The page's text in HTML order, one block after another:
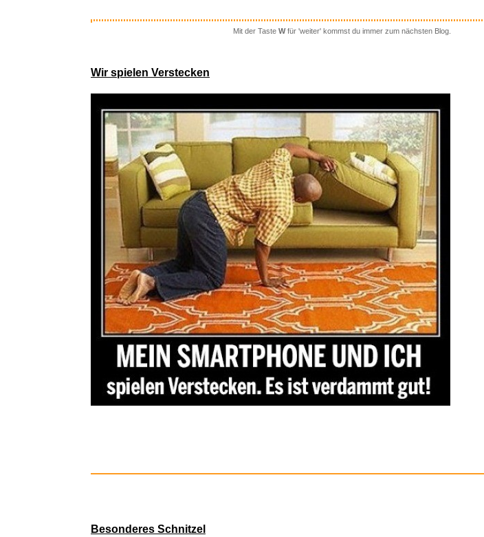
Anzeige
Show DuschzubehörKlistier...
Anzeige
Mit der Taste Wfür 'weiter' kommst du immer zum nächsten Blog.
Wir spielen Verstecken
Besonderes Schnitzel